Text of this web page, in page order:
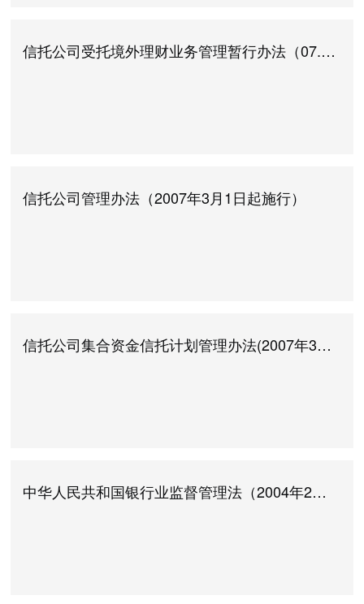
信托公司受托境外理财业务管理暂行办法（07.3.20施行）
信托公司管理办法（2007年3月1日起施行）
信托公司集合资金信托计划管理办法(2007年3月1日起施行)
中华人民共和国银行业监督管理法（2004年2月1日起施行）